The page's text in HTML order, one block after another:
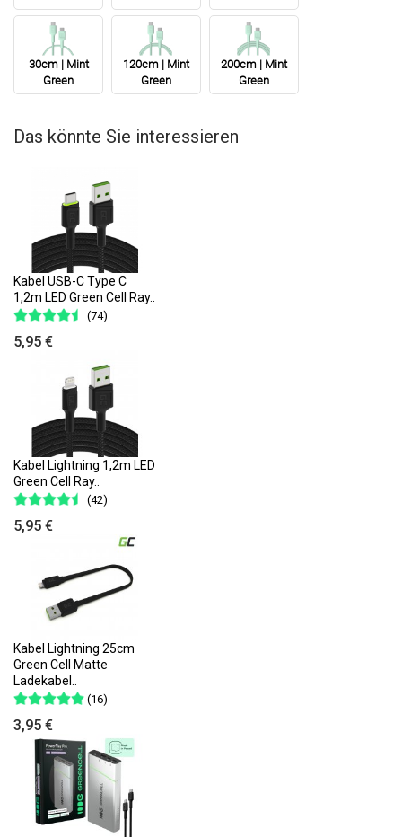
30cm | Mint
Green
120cm | Mint
Green
200cm | Mint
Green
Das könnte Sie interessieren
Kabel USB-C Type C
1,2m LED Green Cell Ray..
(74)
5,95 €
Kabel Lightning 1,2m LED
Green Cell Ray..
(42)
5,95 €
Kabel Lightning 25cm
Green Cell Matte
Ladekabel..
(16)
3,95 €